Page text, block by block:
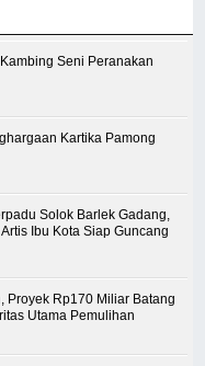
Seni Peranakan
Kartika Pamong
Solok Barlek Gadang,
Ibu Kota Siap Guncang
Proyek Rp170 Miliar Batang
Utama Pemulihan